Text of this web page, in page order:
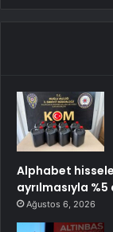
Alphabet
ayrılmasıyla
Ağustos 6, 2026